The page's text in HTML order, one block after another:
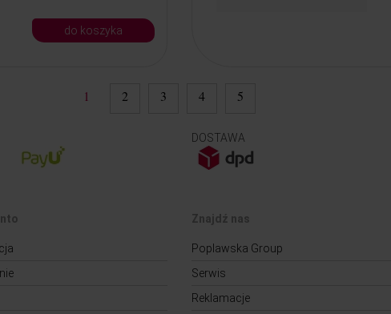
do koszyka
1 2 3 4 5
DOSTAWA
Znajdź nas
Poplawska Group
Serwis
Reklamacje